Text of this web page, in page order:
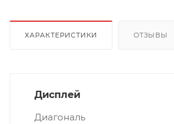
ХАРАКТЕРИСТИКИ ОТЗЫВЫ
Дисплей
Диагональ